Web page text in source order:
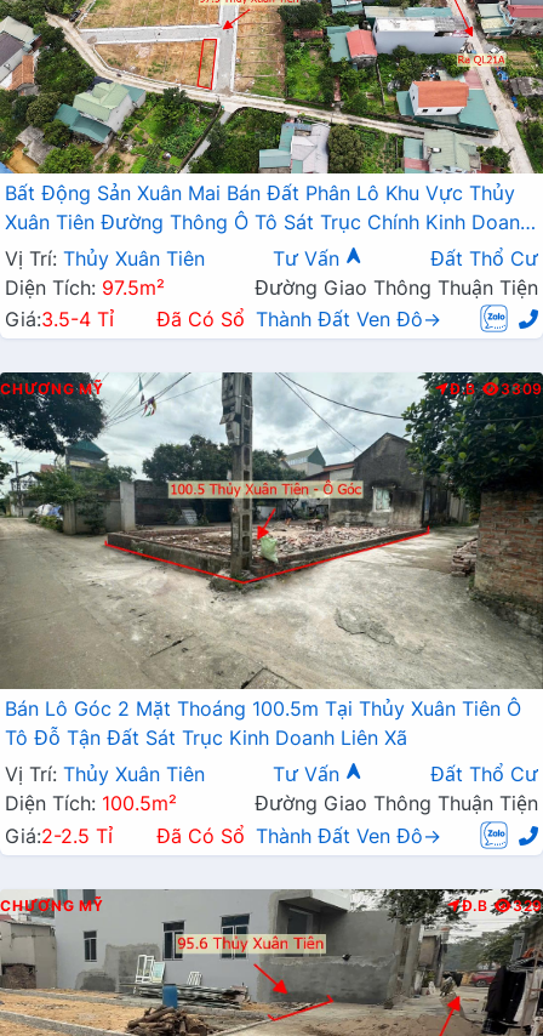
Bất Động Sản Xuân Mai Bán Đất Phân Lô Khu Vực Thủy
Xuân Tiên Đường Thông Ô Tô Sát Trục Chính Kinh Doanh
Liên Xã
Vị Trí: Thủy Xuân Tiên Tư Vấn
Đất Thổ Cư
Diện Tích: 97.5m²
Đường Giao Thông Thuận Tiện
Giá:3.5-4 Tỉ Đã Có Sổ Thành Đất Ven Đô→
CHƯƠNG MỸ Đ.B 3309
Bán Lô Góc 2 Mặt Thoáng 100.5m Tại Thủy Xuân Tiên Ô
Tô Đỗ Tận Đất Sát Trục Kinh Doanh Liên Xã
Vị Trí: Thủy Xuân Tiên Tư Vấn
Đất Thổ Cư
Diện Tích: 100.5m²
Đường Giao Thông Thuận Tiện
Giá:2-2.5 Tỉ Đã Có Sổ Thành Đất Ven Đô→
CHƯƠNG MỸ Đ.B 329